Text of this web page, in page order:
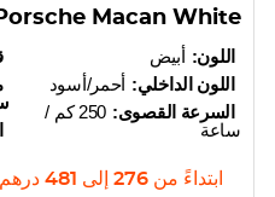
Macan White
اللون: أبيض
اللون الداخلي: أحمر/أسود
السرعة القصوى:
250 كم /
ساعة
ابتداءً من 276 إلى 481 درهم